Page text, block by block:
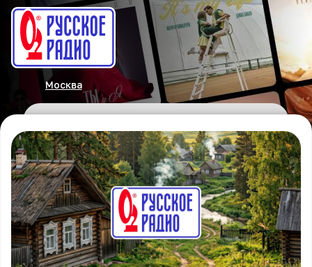
Москва